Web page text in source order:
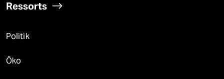
Ressorts
Politik
Öko